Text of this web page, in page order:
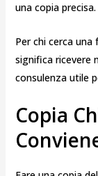
una copia precisa.
Per chi cerca
significa ricevere
consulenza utile
Copia